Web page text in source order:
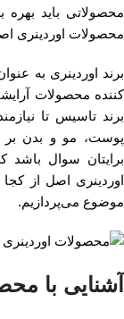
محصولاتی باید بهره
محصولات اوردینری
برند اوردینری به
کننده محصولات
برند تاسیس تا
پوست، مو و بدن بر
برایتان سوال باشد
اوردینری اصل از
موضوع می‌پردازیم.
آشنایی با